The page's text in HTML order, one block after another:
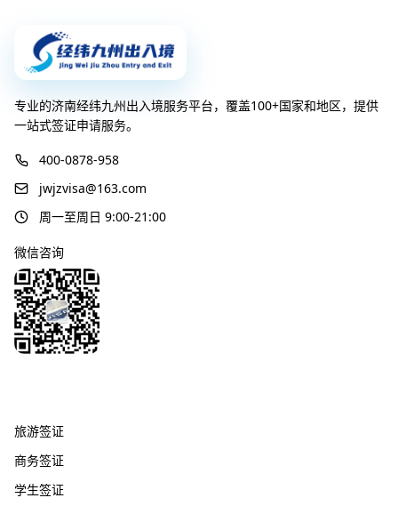
专业的济南经纬九州出入境服务平台，覆盖100+国家和地区，提供
一站式签证申请服务。
400-0878-958
jwjzvisa@163.com
周一至周日 9:00-21:00
微信咨询
旅游签证
商务签证
学生签证